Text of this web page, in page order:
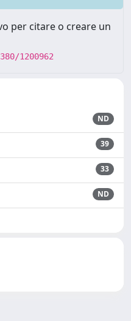
per citare o creare un
1200962
ND
39
33
ND